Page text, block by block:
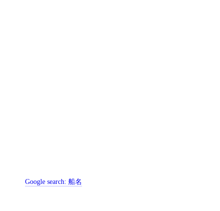
Google search:船名